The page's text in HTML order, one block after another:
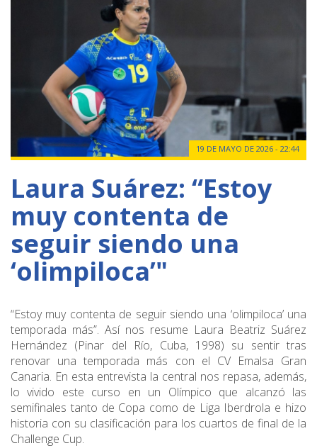
19 DE MAYO DE 2026 - 22:44
Laura Suárez: “Estoy
muy contenta de
seguir siendo una
‘olimpiloca’"
“Estoy muy contenta de seguir siendo una ‘olimpiloca’ una
temporada más”. Así nos resume Laura Beatriz Suárez
Hernández (Pinar del Río, Cuba, 1998) su sentir tras
renovar una temporada más con el CV Emalsa Gran
Canaria. En esta entrevista la central nos repasa, además,
lo vivido este curso en un Olímpico que alcanzó las
semifinales tanto de Copa como de Liga Iberdrola e hizo
historia con su clasificación para los cuartos de final de la
Challenge Cup.